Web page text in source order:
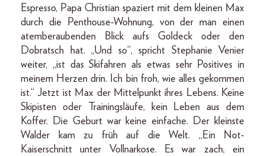
Espresso, Papa Christian spaziert mit dem kleinen Max
durch die Penthouse-Wohnung, von der man einen
atemberaubenden Blick aufs Goldeck oder den
Dobratsch hat. „Und so“, spricht Stephanie Venier
weiter, „ist das Skifahren als etwas sehr Positives in
meinem Herzen drin. Ich bin froh, wie alles gekommen
ist.“ Jetzt ist Max der Mittelpunkt ihres Lebens. Keine
Skipisten oder Trainingsläufe, kein Leben aus dem
Koffer. Die Geburt war keine einfache. Der kleinste
Walder kam zu früh auf die Welt. „Ein Not-
Kaiserschnitt unter Vollnarkose. Es war zach, ein